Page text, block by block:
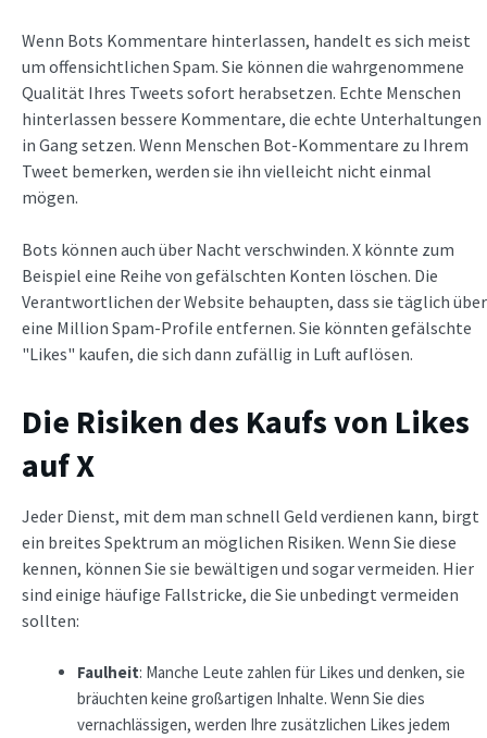
Wenn Bots Kommentare hinterlassen, handelt es sich meist
um offensichtlichen Spam. Sie können die wahrgenommene
Qualität Ihres Tweets sofort herabsetzen. Echte Menschen
hinterlassen bessere Kommentare, die echte Unterhaltungen
in Gang setzen. Wenn Menschen Bot-Kommentare zu Ihrem
Tweet bemerken, werden sie ihn vielleicht nicht einmal
mögen.
Bots können auch über Nacht verschwinden. X könnte zum
Beispiel eine Reihe von gefälschten Konten löschen. Die
Verantwortlichen der Website behaupten, dass sie täglich über
eine Million Spam-Profile entfernen. Sie könnten gefälschte
"Likes" kaufen, die sich dann zufällig in Luft auflösen.
Die Risiken des Kaufs von Likes
auf X
Jeder Dienst, mit dem man schnell Geld verdienen kann, birgt
ein breites Spektrum an möglichen Risiken. Wenn Sie diese
kennen, können Sie sie bewältigen und sogar vermeiden. Hier
sind einige häufige Fallstricke, die Sie unbedingt vermeiden
sollten:
Faulheit: Manche Leute zahlen für Likes und denken, sie
bräuchten keine großartigen Inhalte. Wenn Sie dies
vernachlässigen, werden Ihre zusätzlichen Likes jedem